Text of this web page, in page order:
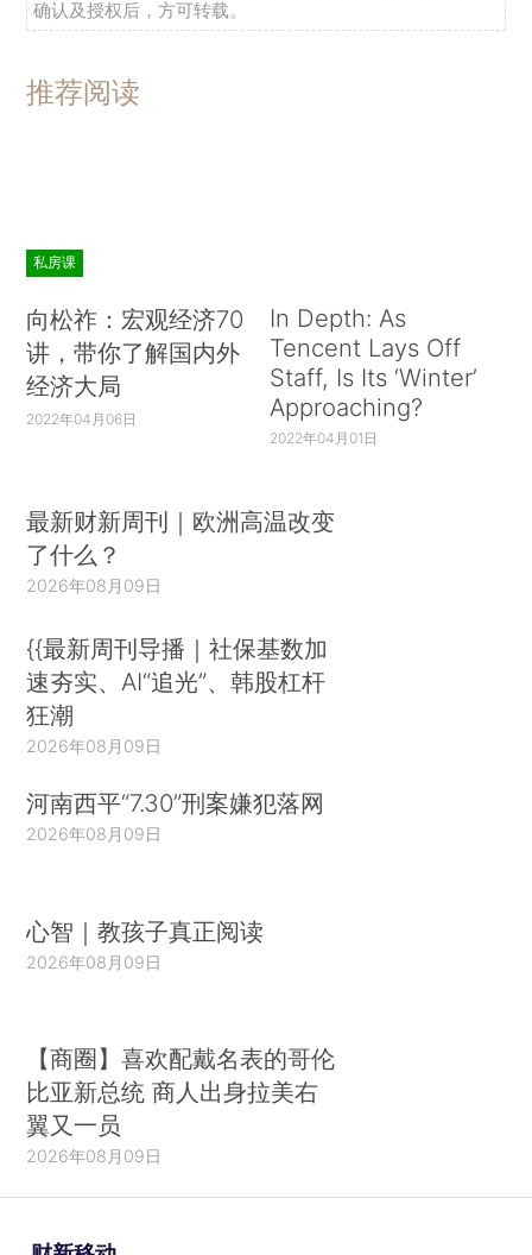
确认及授权后，方可转载。
推荐阅读
私房课
向松祚：宏观经济70
讲，带你了解国内外
经济大局
2022年04月06日
In Depth: As
Tencent Lays Off
Staff, Is Its ‘Winter’
Approaching?
2022年04月01日
最新财新周刊｜欧洲高温改变
了什么？
2026年08月09日
{{最新周刊导播｜社保基数加
速夯实、AI“追光”、韩股杠杆
狂潮
2026年08月09日
河南西平“7.30”刑案嫌犯落网
2026年08月09日
心智｜教孩子真正阅读
2026年08月09日
【商圈】喜欢配戴名表的哥伦
比亚新总统 商人出身拉美右
翼又一员
2026年08月09日